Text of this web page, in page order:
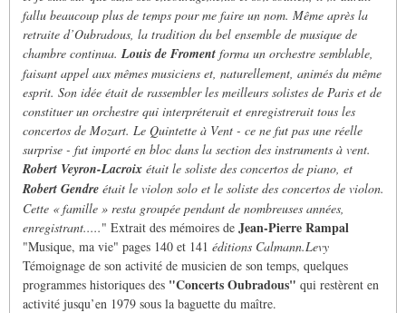
fallu beaucoup plus de temps pour me faire un nom. Même après la
retraite d’Oubradous, la tradition du bel ensemble de musique de
chambre continua. Louis de Froment forma un orchestre semblable,
faisant appel aux mêmes musiciens et, naturellement, animés du même
esprit. Son idée était de rassembler les meilleurs solistes de Paris et de
constituer un orchestre qui interpréterait et enregistrerait tous les
concertos de Mozart. Le Quintette à Vent - ce ne fut pas une réelle
surprise - fut importé en bloc dans la section des instruments à vent.
Robert Veyron-Lacroix était le soliste des concertos de piano, et
Robert Gendre était le violon solo et le soliste des concertos de violon.
Cette « famille » resta groupée pendant de nombreuses années,
enregistrant....." Extrait des mémoires de Jean-Pierre Rampal
"Musique, ma vie" pages 140 et 141 éditions Calmann.Levy
Témoignage de son activité de musicien de son temps, quelques
programmes historiques des "Concerts Oubradous" qui restèrent en
activité jusqu’en 1979 sous la baguette du maître.